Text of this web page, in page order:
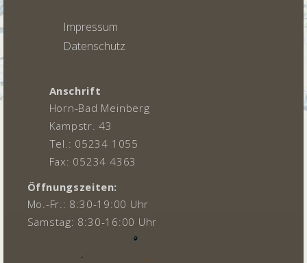
Impressum
Datenschutz
Anschrift
Horn-Bad Meinberg
Kampstr. 43
Tel.: 05234 1055
Fax: 05234 4363
Öffnungszeiten:
Mo.-Fr.: 8:30-19:00 Uhr
Samstag: 8:30-16:00 Uhr